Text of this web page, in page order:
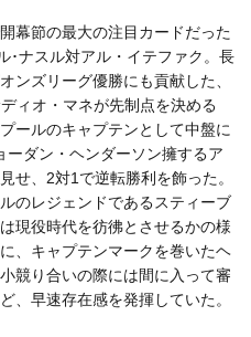
幕節の最大の注目カードだった
･ナスル対アル・イテファク。長
ンズリーグ優勝にも貢献した、
ィオ・マネが先制点を決める
ールのキャプテンとして中盤に
ダン・ヘンダーソン擁するア
せ、2対1で逆転勝利を飾った。
のレジェンドであるスティーブ
現役時代を彷彿とさせるかの様
、キャプテンマークを巻いたヘ
競り合いの際には間に入って審
、早速存在感を発揮していた。